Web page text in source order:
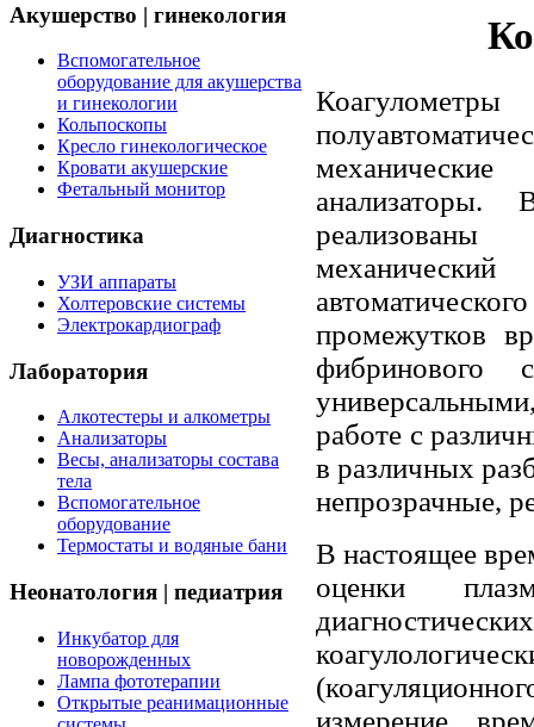
Акушерство | гинекология
Вспомогательное
оборудование для акушерства
и гинекологии
Кольпоскопы
Кресло гинекологическое
Кровати акушерские
Фетальный монитор
Диагностика
УЗИ аппараты
Холтеровские системы
Электрокардиограф
Лаборатория
Алкотестеры и алкометры
Анализаторы
Весы, анализаторы состава
тела
Вспомогательное
оборудование
Термостаты и водяные бани
Неонатология | педиатрия
Инкубатор для
новорожденных
Лампа фототерапии
Открытые реанимационные
механические
промежутков
фибринового
работе с
в различных
непрозрачные,
В настоящее
оценки
измерение